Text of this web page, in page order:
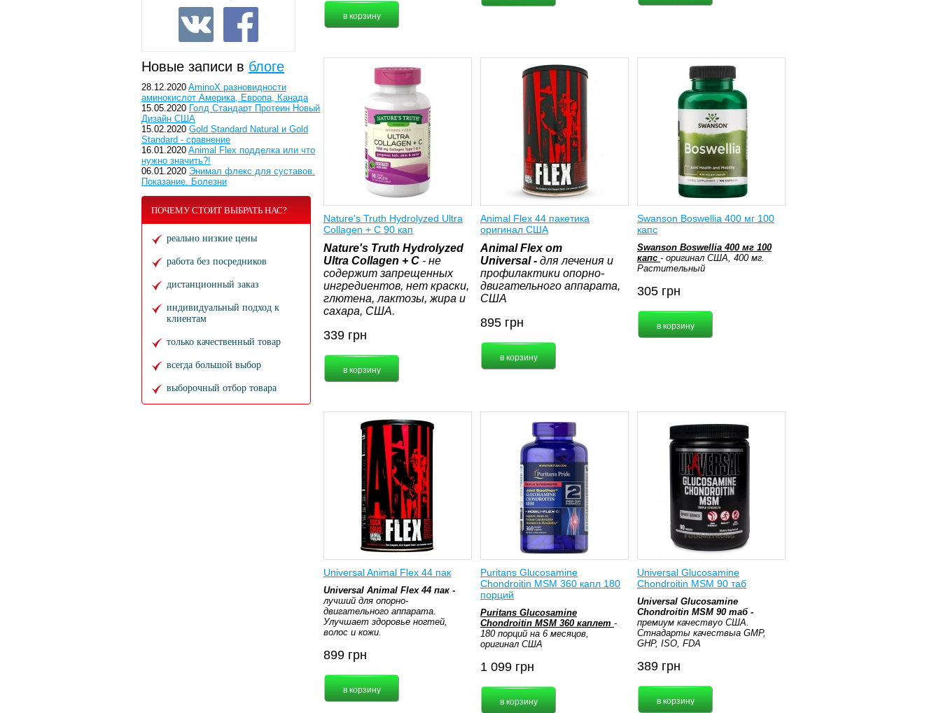
Nature's Truth Hydrolyzed Ultra
Collagen + C 90 кап
Nature's Truth Hydrolyzed
Ultra Collagen + C - не
содержит запрещенных
ингредиентов, нет краски,
глютена, лактозы, жира и
сахара, США.
339 грн
Animal Flex 44 пакетика
оригинал США
Animal Flex от
Universal- для лечения и
профилактики опорно-
двигательного аппарата,
США
895 грн
Swanson Boswellia 400 мг 100
капс
Swanson Boswellia 400 мг 100
капс - оригинал США, 400 мг.
Растительный
305 грн
Universal Animal Flex 44 пак
Universal Animal Flex 44 пак -
лучший для опорно-
двигательного аппарата.
Улучшает здоровье ногтей,
волос и кожи.
899 грн
Puritans Glucosamine
Chondroitin MSM 360 капл 180
порций
Puritans Glucosamine
Chondroitin MSM 360 каплет -
180 порций на 6 месяцов,
оригинал США
1 099 грн
Universal Glucosamine
Chondroitin MSM 90 таб
Universal Glucosamine
Chondroitin MSM 90 таб -
премиум качествуо США.
Стнадарты качествыа GMP,
GHP, ISO, FDA
389 грн
Новые записи в блоге
28.12.2020 AminoX разновидности
аминокислот Америка, Европа, Канада
15.05.2020 Голд Стандарт Протеин Новый
Дизайн США
15.02.2020 Gold Standard Natural и Gold
Standard - сравнение
16.01.2020 Animal Flex подделка или что
нужно значить?!
06.01.2020 Энимал флекс для суставов.
Показание. Болезни
ПОЧЕМУ СТОИТ ВЫБРАТЬ НАС?
реально низкие цены
работа без посредников
дистанционный заказ
индивидуальный подход к
клиентам
только качественный товар
всегда большой выбор
выборочный отбор товара